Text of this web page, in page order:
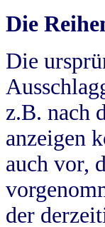
Die
Die
z.B. nach
anzeigen
auch vor,
der